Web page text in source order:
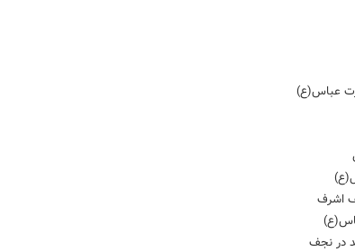
عباس(ع)
اشرف
در نجف